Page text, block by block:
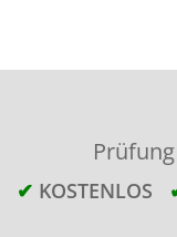
✔ KOSTENLOS